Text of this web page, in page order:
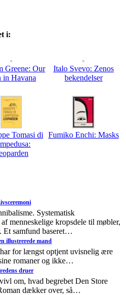
i:
Greene: Our
in Havana
Italo Svevo: Zenos
bekendelser
Tomasi di Fumiko Enchi: Masks
Systematisk
af menneskelige kropsdele til møbler,
Et samfund baseret…
illustrerede mand
for længst optjent uvisnelig ære
romaner og ikke…
druer
om, hvad begrebet Den Store
dækker over, så…